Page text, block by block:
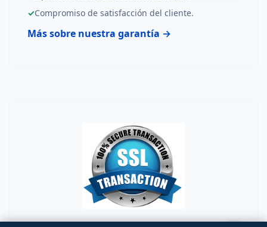
✓Compromiso de satisfacción del cliente.
Más sobre nuestra garantía →